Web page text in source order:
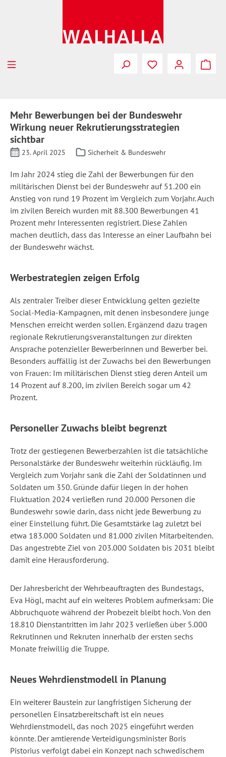
Mehr Bewerbungen bei der Bundeswehr
Wirkung neuer Rekrutierungsstrategien
sichtbar
23. April 2025 Sicherheit & Bundeswehr
Im Jahr 2024 stieg die Zahl der Bewerbungen für den
militärischen Dienst bei der Bundeswehr auf 51.200 ein
Anstieg von rund 19 Prozent im Vergleich zum Vorjahr. Auch
im zivilen Bereich wurden mit 88.300 Bewerbungen 41
Prozent mehr Interessenten registriert. Diese Zahlen
machen deutlich, dass das Interesse an einer Laufbahn bei
der Bundeswehr wächst.
Werbestrategien zeigen Erfolg
Als zentraler Treiber dieser Entwicklung gelten gezielte
Social-Media-Kampagnen, mit denen insbesondere junge
Menschen erreicht werden sollen. Ergänzend dazu tragen
regionale Rekrutierungsveranstaltungen zur direkten
Ansprache potenzieller Bewerberinnen und Bewerber bei.
Besonders auffällig ist der Zuwachs bei den Bewerbungen
von Frauen: Im militärischen Dienst stieg deren Anteil um
14 Prozent auf 8.200, im zivilen Bereich sogar um 42
Prozent.
Personeller Zuwachs bleibt begrenzt
Trotz der gestiegenen Bewerberzahlen ist die tatsächliche
Personalstärke der Bundeswehr weiterhin rückläufig. Im
Vergleich zum Vorjahr sank die Zahl der Soldatinnen und
Soldaten um 350. Gründe dafür liegen in der hohen
Fluktuation 2024 verließen rund 20.000 Personen die
Bundeswehr sowie darin, dass nicht jede Bewerbung zu
einer Einstellung führt. Die Gesamtstärke lag zuletzt bei
etwa 183.000 Soldaten und 81.000 zivilen Mitarbeitenden.
Das angestrebte Ziel von 203.000 Soldaten bis 2031 bleibt
damit eine Herausforderung.
Der Jahresbericht der Wehrbeauftragten des Bundestags,
Eva Högl, macht auf ein weiteres Problem aufmerksam: Die
Abbruchquote während der Probezeit bleibt hoch. Von den
18.810 Dienstantritten im Jahr 2023 verließen über 5.000
Rekrutinnen und Rekruten innerhalb der ersten sechs
Monate freiwillig die Truppe.
Neues Wehrdienstmodell in Planung
Ein weiterer Baustein zur langfristigen Sicherung der
personellen Einsatzbereitschaft ist ein neues
Wehrdienstmodell, das noch 2025 eingeführt werden
könnte. Der amtierende Verteidigungsminister Boris
Pistorius verfolgt dabei ein Konzept nach schwedischem